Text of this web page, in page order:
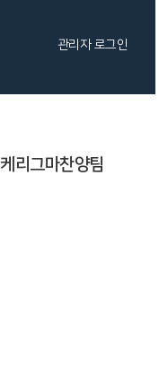
케리그마찬양팀
관리자 로그인